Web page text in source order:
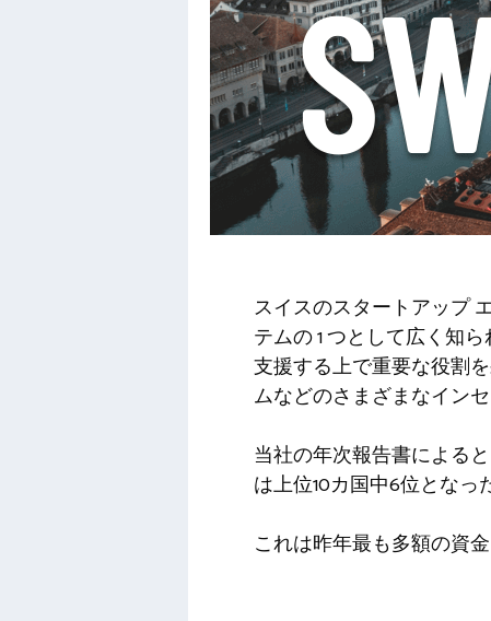
スイスのスタートアップ
テムの 1 つとして広く知
支援する上で重要な役割
ムなどのさまざまなイン
当社の年次報告書による
は上位10カ国中6位となっ
これは昨年最も多額の資